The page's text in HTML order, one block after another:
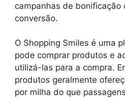
campanhas de bonificação
conversão.
O Shopping Smiles é uma
pode comprar produtos e
utilizá-las para a compra.
produtos geralmente
por milha do que